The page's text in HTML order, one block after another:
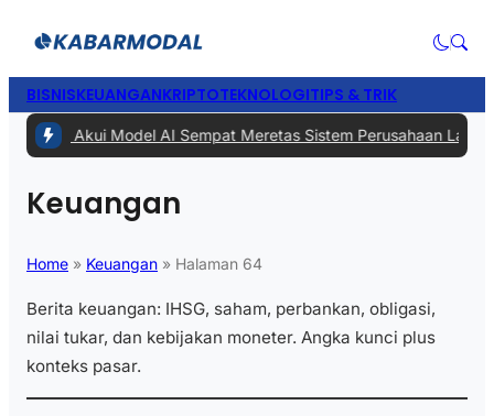
BISNISKEUANGANKRIPTOTEKNOLOGITIPS & TRIK
Meta Akui Model AI Sempat Meretas Sistem Perusahaan Lain
Keuangan
Home » Keuangan » Halaman 64
Berita keuangan: IHSG, saham, perbankan, obligasi,
nilai tukar, dan kebijakan moneter. Angka kunci plus
konteks pasar.